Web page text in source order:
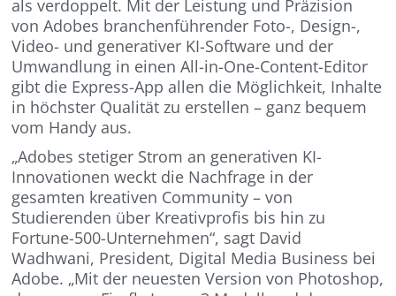
als verdoppelt. Mit der Leistung und Präzision
von Adobes branchenführender Foto-, Design-,
Video- und generativer KI-Software und der
Umwandlung in einen All-in-One-Content-Editor
gibt die Express-App allen die Möglichkeit, Inhalte
in höchster Qualität zu erstellen – ganz bequem
vom Handy aus.
„Adobes stetiger Strom an generativen KI-
Innovationen weckt die Nachfrage in der
gesamten kreativen Community – von
Studierenden über Kreativprofis bis hin zu
Fortune-500-Unternehmen“, sagt David
Wadhwani, President, Digital Media Business bei
Adobe. „Mit der neuesten Version von Photoshop,